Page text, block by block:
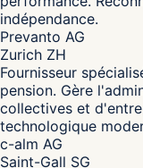
indépendance.
Prevanto AG
Zurich ZH
Fournisseur
pension. Gère
collectives et
technologique
c-alm AG
Saint-Gall SG